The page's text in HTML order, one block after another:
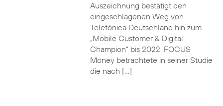
Auszeichnung bestätigt den
eingeschlagenen Weg von
Telefónica Deutschland hin zum
„Mobile Customer & Digital
Champion“ bis 2022. FOCUS
Money betrachtete in seiner Studie
die nach […]